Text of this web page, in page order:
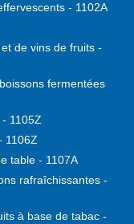
- 1102A
de vins de fruits -
fermentées
1105Z
1106Z
table - 1107A
rafraîchissantes -
à base de tabac -